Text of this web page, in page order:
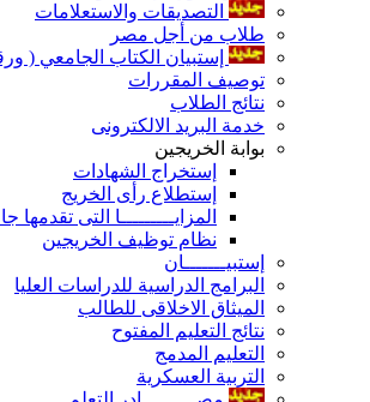
التصديقات والاستعلامات
طلاب من أجل مصر
إستبيان الكتاب الجامعي (
توصيف المقررات
نتائج الطلاب
خدمة البريد الالكترونى
بوابة الخريجين
إستخراج الشهادات
إستطلاع رأى الخريج
المزايـــــــــا التى
نظام توظيف الخريجين
إستبيـــــــان
البرامج الدراسية للدراسات العليا
الميثاق الاخلاقى للطالب
نتائج التعليم المفتوح
التعليم المدمج
التربية العسكرية